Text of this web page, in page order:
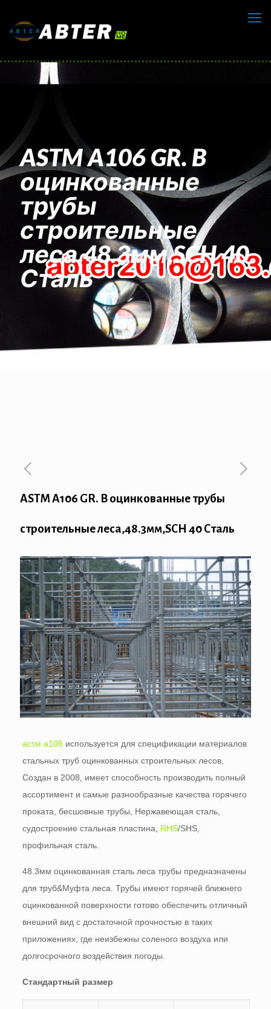
ASTM A106 GR. B
оцинкованные
трубы
строительные
леса,48.3мм,SCH 40
Сталь
ASTM A106 GR. B оцинкованные трубы
строительные леса,48.3мм,SCH 40 Сталь
астм а106используется для спецификации материалов
стальных труб оцинкованных строительных лесов,
Создан в 2008, имеет способность производить полный
ассортимент и самые разнообразные качества горячего
проката, бесшовные трубы, Нержавеющая сталь,
судостроение стальная пластина, RHS/SHS,
профильная сталь.
48.3мм оцинкованная сталь леса трубы предназначены
для труб&Муфта леса. Трубы имеют горячей ближнего
оцинкованной поверхности готово обеспечить отличный
внешний вид с достаточной прочностью в таких
приложениях, где неизбежны соленого воздуха или
долгосрочного воздействия погоды.
Стандартный размер